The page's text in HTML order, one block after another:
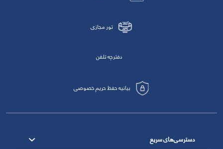
تور مجازی
دفترچه تلفن
بیانیه حفظ حریم خصوصی
دسترسی‌های سریع